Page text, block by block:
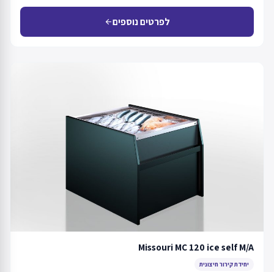
לפרטים נוספיםarrow_back
Missouri MC 120 ice self M/A
יחידת קירור חיצונית